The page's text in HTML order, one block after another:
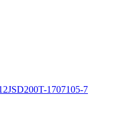
1707105-7